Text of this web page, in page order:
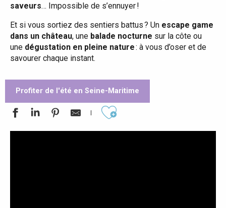
saveurs… Impossible de s’ennuyer !
Et si vous sortiez des sentiers battus ? Un escape game
dans un château, une balade nocturne sur la côte ou
une dégustation en pleine nature: à vous d’oser et de
savourer chaque instant.
Profiter de l'été en Seine-Maritime
Ajouter aux favoris